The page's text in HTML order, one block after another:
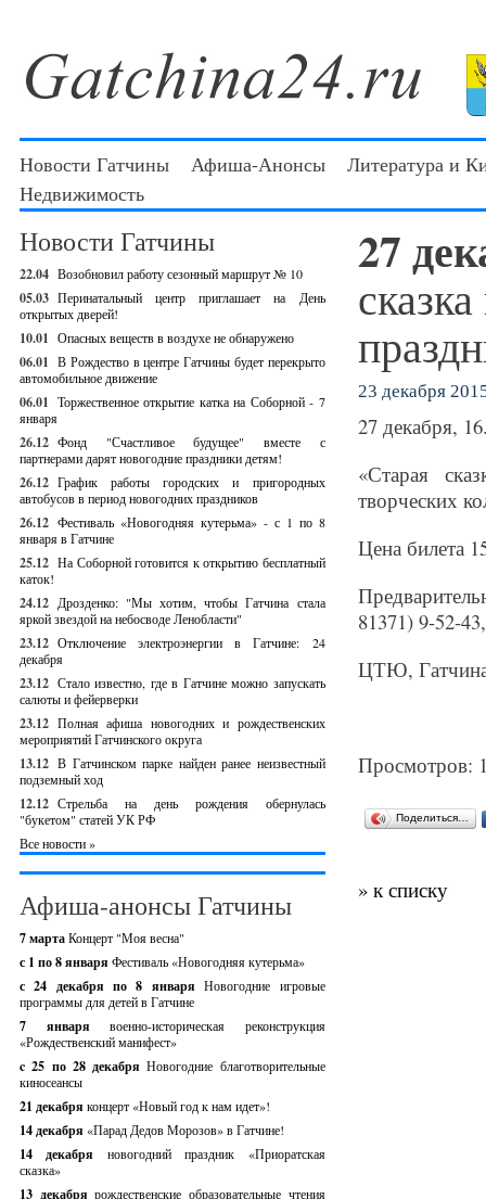
Новости Гатчины Афиша-Анонсы
Литература и
Недвижимость
Новости Гатчины
22.04 Возобновил работу сезонный маршрут № 10
05.03 Перинатальный центр приглашает на День
открытых дверей!
10.01 Опасных веществ в воздухе не обнаружено
06.01 В Рождество в центре Гатчины будет перекрыто
автомобильное движение
06.01 Торжественное открытие катка на Соборной - 7
января
26.12 Фонд "Счастливое будущее" вместе с
партнерами дарят новогодние праздники детям!
26.12 График работы городских и пригородных
автобусов в период новогодних праздников
26.12 Фестиваль «Новогодняя кутерьма» - с 1 по 8
января в Гатчине
25.12 На Соборной готовится к открытию бесплатный
каток!
24.12 Дрозденко: "Мы хотим, чтобы Гатчина стала
яркой звездой на небосводе Ленобласти"
23.12 Отключение электроэнергии в Гатчине: 24
декабря
23.12 Стало известно, где в Гатчине можно запускать
салюты и фейерверки
23.12 Полная афиша новогодних и рождественских
мероприятий Гатчинского округа
13.12 В Гатчинском парке найден ранее неизвестный
подземный ход
12.12 Стрельба на день рождения обернулась
"букетом" статей УК РФ
Все новости »
Афиша-анонсы Гатчины
7 мартаКонцерт "Моя весна"
с 1 по 8 января Фестиваль «Новогодняя кутерьма»
с 24 декабря по 8 январяНовогодние игровые
программы для детей в Гатчине
7 январявоенно-историческая реконструкция
«Рождественский манифест»
c 25 по 28 декабряНовогодние благотворительные
киносеансы
21 декабря концерт «Новый год к нам идет»!
14 декабря «Парад Дедов Морозов» в Гатчине!
14 декабря новогодний праздник «Приоратская
сказка»
13 декабрярождественские образовательные чтения
27
23 декабря
27 декабря,
«Старая
творческих
Цена билета
81371) 9-52-
ЦТЮ,
Просмотров:
Поделиться…
» к списку